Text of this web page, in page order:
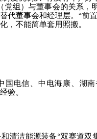
党组）与董事会的关系，
代董事会和经理层。“前
，不能简单套用照搬。
国电信、中电海康、湖
验。
清洁能源装备“双赛道双